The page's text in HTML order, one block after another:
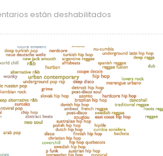
están deshabilitadosen
–
青
空
の
knife
(Bust
A